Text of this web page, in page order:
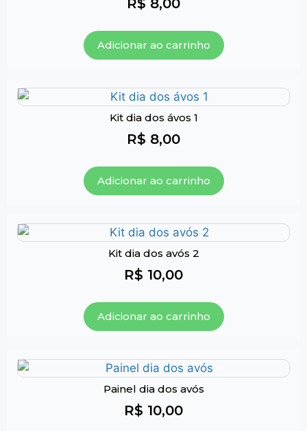
R$ 8,00
Adicionar ao carrinho
Kit dia dos ávos 1
R$ 8,00
Adicionar ao carrinho
Kit dia dos avós 2
R$ 10,00
Adicionar ao carrinho
Painel dia dos avós
R$ 10,00